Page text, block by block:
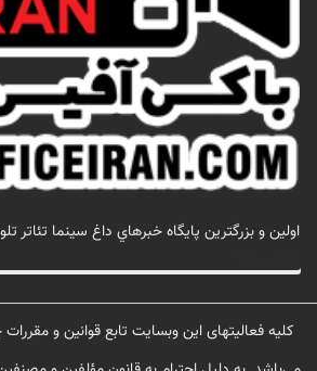
اولين و بزرگترين پايگاه خبرهاي داغ سينما تئاتر
کلیه فعالیتهای این وبسایت تابع قوانین و